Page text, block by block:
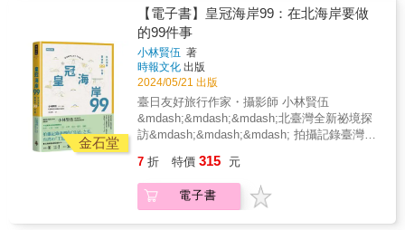
格」、「食材與料理」、「音樂與酒精」、
「住宿與放鬆」，每個分類下介紹 6家精選好
店；後半部有「推薦旅遊路線」和「主題特
輯」 ，幫助讀者更了解台灣文化 。如果想找特
定類型店家可以參考前半部分；需要行程建議
的，可以直接翻到後半部！ & 『 線 上 輔 助
工 具 』 & 除了紙本外，團隊還製作了Web
App，收錄書中所有店家的基本資訊，只要點擊
頁面上的地址欄就能直接連到該店的google
maps位置，方便大家在旅途中查找位置，店家
資訊若有變動也能即時更新。 &
被稱讚有好眼光！ 掌握台灣最秘密精彩的地方
&rarr; 喜歡的店也許會客滿（抱歉了） 外國朋
友來，再也不用當地陪！ &rarr; 相當適合拿來
做國民外交 『 怎 麼 個 挑 剔 法 ？』 & 綜
合設計、選品、氛圍、服務、環境、口碑等面
向 有自信帶著友人去的地方 考慮店家間的多元
性與個別獨特性 & 『 使 用 說 明 』 & 全書架
構： 北台灣／中台灣／南台灣／東台灣與離島
遊方便攜帶 《GOOD EYE台灣挑剔指南》將原
本四小冊合而為一： 可以隨心所欲拿一本就出
發，一本通行全台灣 & 全台灣22個縣市皆分為
兩部分介紹，前半部分門別類挑出500家好店，
日獨特的早餐Style&hellip;&hellip;▍跟著海女
從海岩撿拾cekiw螺和fafako月光螺，放置鐵網
烘烤，空氣中瀰漫著鮮甜和海水味道。吃進嘴
裡才明白，原來「有就是有、沒有就是沒
有」，是大海教會我們的人生豁達
&hellip;&hellip;&
&hellip;&hellip;▍鹿野鄉龍田村從卑南族人的獵
場、日據時代移民村，開發成如今的農田與茶
園風光，孕育出口感香甜的台東紅烏龍，騎著
腳踏車慢慢逛，剛剛好&hellip;&hellip;▍池上早
晨的豆皮香氣喚醒活力，稻浪從翠綠轉至金
黃，季節更替，在池上留下最迷人的專屬代表
色&hellip;&hellip;▍台東大武山南排灣族，利用
黃藤、竹編自製魚筌，順應水流放置、敲打魚
傳統的漁獵卻有著滿滿的生活智慧
&hellip;&hellip;▍成功鎮的港口飲食文化自成一
格，點一碗米苔目豪邁灑下跳舞柴魚，再至隔
壁攤位叫一份生魚片，這就是「成功人士」每
八里‧五股‧三芝‧石門‧金山‧萬里‧基隆
&mdash;&mdash;北海岸絕美景點推薦９９
&mdash;&mdash; & 北海岸，我在臺灣的青春
生活中，不可或缺的一頁。 & 橫跨臺灣新北市
的海岸線，涵蓋五股、八里、淡水、三芝、石
門、金山、萬里以及基隆，面向大海的皇冠海
岸，被稱為「戴在臺灣頭頂上的皇冠」。 &
「皇冠海岸」從船舶起訖的海上玄關口
&mdash;&mdash;基隆港開始，到當日就能來
回輕鬆體驗登山樂趣的觀音山，以及最北端的
石槽等，擁有臺灣代表性景觀的北海岸地區，
總吸引來自世界各地的人們前來造訪。立下要
「向全世界傳達臺灣的美」的心願，臺日友好
金石堂
【電子書】皇冠海岸99：在北海岸要做
的99件事
小林賢伍 著
時報文化 出版
2024/05/21 出版
臺日友好旅行作家・攝影師 小林賢伍
&mdash;&mdash;&mdash;北臺灣全新祕境探
訪&mdash;&mdash;&mdash; 拍攝記錄臺灣的
&mdash;&mdash;北海岸攝影旅遊書】 & 『祕
境&times;１０』 『住宿設施&times;２』 『美
食&times;２８』 『上山下海&times;３』 『北
7 折 特價 315 元
電子書